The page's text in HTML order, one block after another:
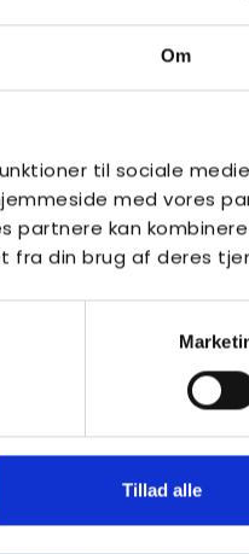
Om
til sociale
med vores
partnere kan
fra din brug af deres
Tillad alle
Om
Her finder
kredsen,
kredsens
LÆS MERE